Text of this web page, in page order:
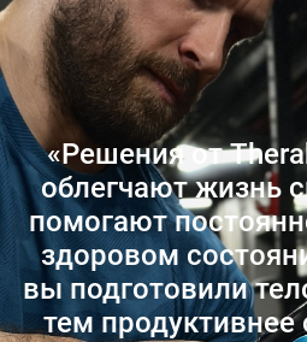
«Решения от
облегчают жизнь
помогают
здоровом
вы подготовили
тем продуктивнее